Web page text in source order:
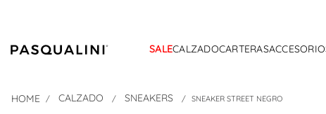
SALECALZADOCARTERAS
CALZADO SNEAKERS SNEAKER STREET NEGRO